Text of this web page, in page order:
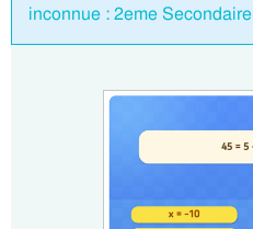
inconnue : 2eme Secondaire